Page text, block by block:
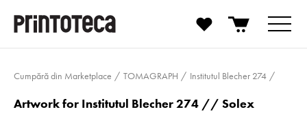
Cumpără din Marketplace TOMAGRAPH Institutul Blecher 274
Artwork for Institutul Blecher 274 // Solex